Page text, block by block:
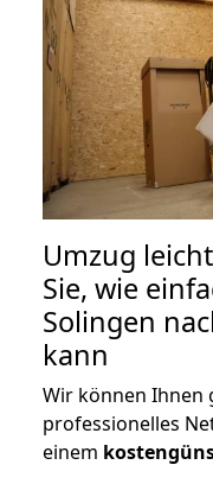
Umzug
Sie, wie
Solingen
kann
Wir können Ihnen
professionelles
einem